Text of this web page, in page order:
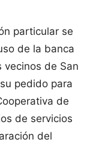
particular se
de la banca
vecinos de San
pedido para
de
de servicios
del